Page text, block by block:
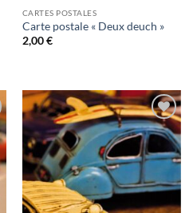
CARTES POSTALES
Carte postale « Deux deuch »
2,00€
Ajouter
à la
wishlist